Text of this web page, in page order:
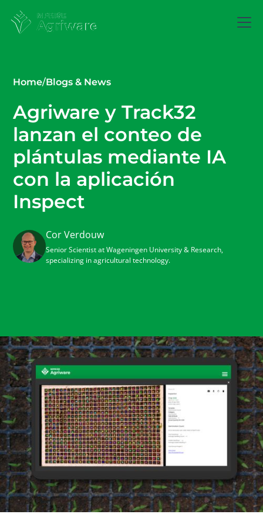
Home/Blogs & News
Agriware y Track32
lanzan el conteo de
plántulas mediante IA
con la aplicación
Inspect
Cor Verdouw
Senior Scientist at Wageningen University & Research,
specializing in agricultural technology.